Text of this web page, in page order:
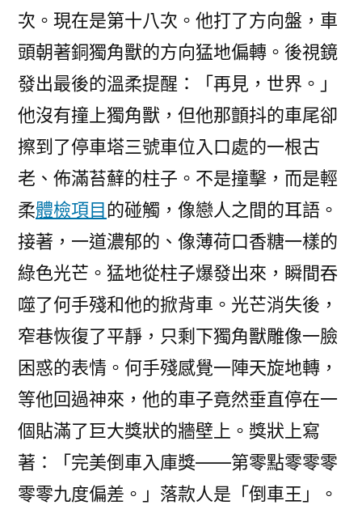
次。現在是第十八次。他打了方向盤，車
頭朝著銅獨角獸的方向猛地偏轉。後視鏡
發出最後的溫柔提醒：「再見，世界。」
他沒有撞上獨角獸，但他那顫抖的車尾卻
擦到了停車塔三號車位入口處的一根古
老、佈滿苔蘚的柱子。不是撞擊，而是輕
柔體檢項目的碰觸，像戀人之間的耳語。
接著，一道濃郁的、像薄荷口香糖一樣的
綠色光芒。猛地從柱子爆發出來，瞬間吞
噬了何手殘和他的掀背車。光芒消失後，
窄巷恢復了平靜，只剩下獨角獸雕像一臉
困惑的表情。何手殘感覺一陣天旋地轉，
等他回過神來，他的車子竟然垂直停在一
個貼滿了巨大獎狀的牆壁上。獎狀上寫
著：「完美倒車入庫獎——第零點零零零
零零九度偏差。」落款人是「倒車王」。